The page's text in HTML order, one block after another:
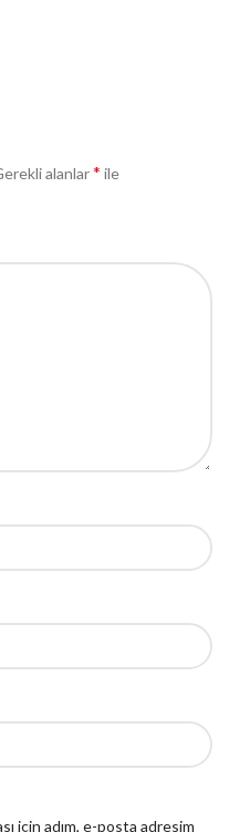
alanlar* ile
için adım, e-posta adresim